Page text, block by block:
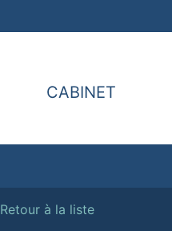
CABINET
Retour à la liste